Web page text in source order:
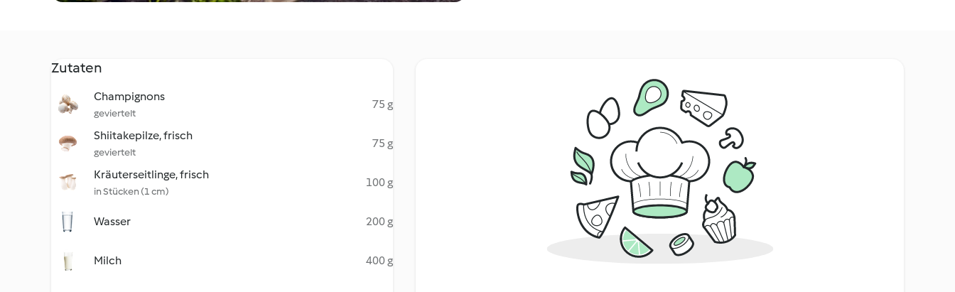
Zutaten
Champignons
geviertelt
75 g
Shiitakepilze, frisch
geviertelt
75 g
Kräuterseitlinge, frisch
in Stücken (1 cm)
100 g
Wasser 200 g
Milch 400 g